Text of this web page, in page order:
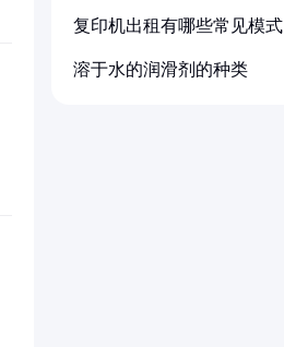
复印机出租有哪些常见模式
溶于水的润滑剂的种类